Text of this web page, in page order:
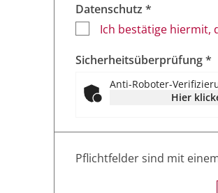
Datenschutz *
Ich bestätige hiermit,
Sicherheitsüberprüfung *
Anti-Roboter-
Hier
Pflichtfelder sind mit